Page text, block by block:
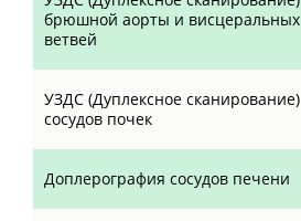
брюшной аорты и висцеральных
ветвей
УЗДС (Дуплексное сканирование)
сосудов почек
Доплерография сосудов печени